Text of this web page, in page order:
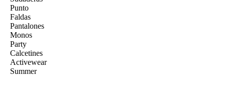
Punto
Faldas
Pantalones
Monos
Party
Calcetines
Activewear
Summer